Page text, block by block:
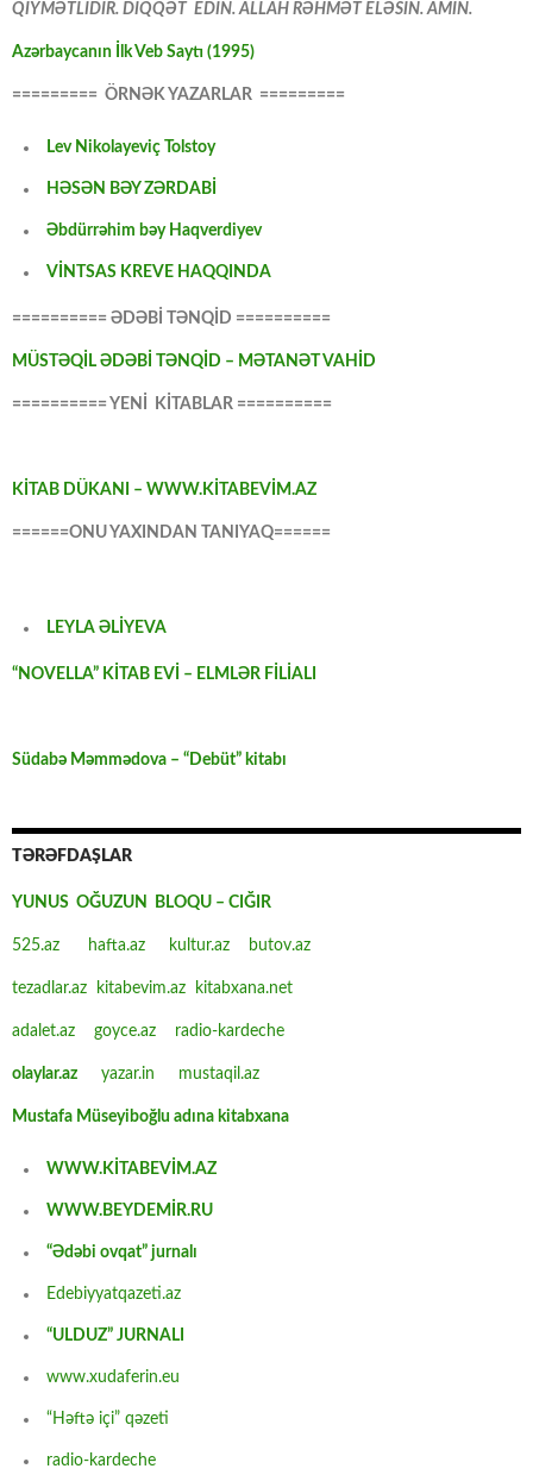
QİYMƏTLİDİR. DİQQƏT EDİN. ALLAH RƏHMƏT ELƏSİN. AMİN.
Azərbaycanın İlk Veb Saytı (1995)
========= ÖRNƏK YAZARLAR =========
Lev Nikolayeviç Tolstoy
HƏSƏN BƏY ZƏRDABİ
Əbdürrəhim bəy Haqverdiyev
VİNTSAS KREVE HAQQINDA
========== ƏDƏBİ TƏNQİD ==========
MÜSTƏQİL ƏDƏBİ TƏNQİD – MƏTANƏT VAHİD
========== YENİ KİTABLAR ==========
KİTAB DÜKANI – WWW.KİTABEVİM.AZ
======ONU YAXINDAN TANIYAQ======
LEYLA ƏLİYEVA
“NOVELLA” KİTAB EVİ – ELMLƏR FİLİALI
Südabə Məmmədova – “Debüt” kitabı
TƏRƏFDAŞLAR
YUNUS OĞUZUN BLOQU – CIĞIR
525.az hafta.az kultur.az butov.az
tezadlar.az kitabevim.az kitabxana.net
adalet.az goyce.az radio-kardeche
olaylar.az yazar.in mustaqil.az
Mustafa Müseyiboğlu adına kitabxana
WWW.KİTABEVİM.AZ
WWW.BEYDEMİR.RU
“Ədəbi ovqat” jurnalı
Edebiyyatqazeti.az
“ULDUZ” JURNALI
www.xudaferin.eu
“Həftə içi” qəzeti
radio-kardeche